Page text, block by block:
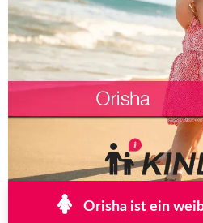
Orisha ist ein